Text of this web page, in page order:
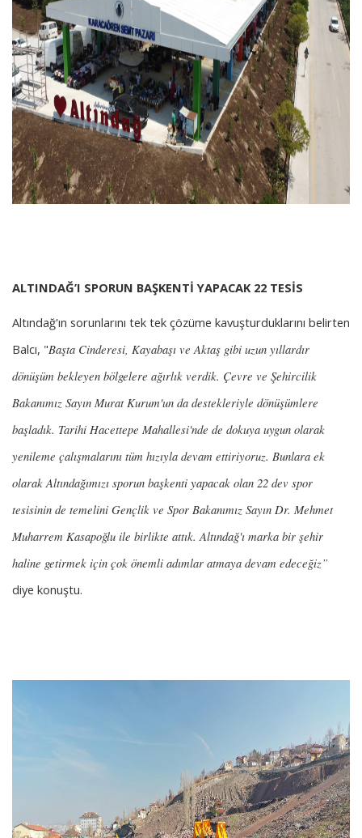
ALTINDAĞ’I SPORUN BAŞKENTİ YAPACAK 22 TESİS
Altındağ'ın sorunlarını tek tek çözüme kavuşturduklarını belirten
Balcı, "Başta Cinderesi, Kayabaşı ve Aktaş gibi uzun yıllardır
dönüşüm bekleyen bölgelere ağırlık verdik. Çevre ve Şehircilik
Bakanımız Sayın Murat Kurum'un da destekleriyle dönüşümlere
başladık. Tarihi Hacettepe Mahallesi'nde de dokuya uygun olarak
yenileme çalışmalarını tüm hızıyla devam ettiriyoruz. Bunlara ek
olarak Altındağımızı sporun başkenti yapacak olan 22 dev spor
tesisinin de temelini Gençlik ve Spor Bakanımız Sayın Dr. Mehmet
Muharrem Kasapoğlu ile birlikte attık. Altındağ'ı marka bir şehir
haline getirmek için çok önemli adımlar atmaya devam edeceğiz”
diye konuştu.